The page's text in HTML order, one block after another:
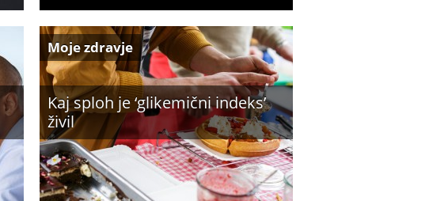
Kaj sploh je ‘glikemični indeks’
živil
Moje zdravje